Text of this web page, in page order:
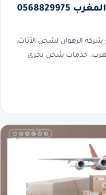
شركة شحن من جدة إلى المغرب 0568829975
الرهوان لشحن الأثاث،
خدمات شحن بحري